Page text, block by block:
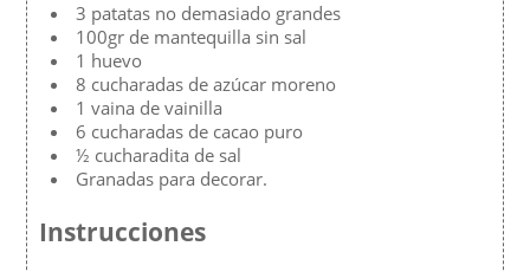
3 patatas no demasiado grandes
100gr de mantequilla sin sal
1 huevo
8 cucharadas de azúcar moreno
1 vaina de vainilla
6 cucharadas de cacao puro
½ cucharadita de sal
Granadas para decorar.
Instrucciones